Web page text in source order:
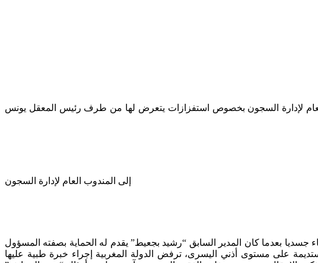
لإدارة السجون بخصوص استفزازات يتعرض لها من طرف رئيس المعقل يونس
إلى المندوب العام لإدارة السجون
بعدما كان المدير السابق “رشيد بجعيط” يقدم له الحماية بصفته المسؤول
حتى تسبب في إصابتي بعاهة مستديمة على مستوى أذني اليسرى، ترفض الدولة المغربية إجراء خبرة طبية عليها